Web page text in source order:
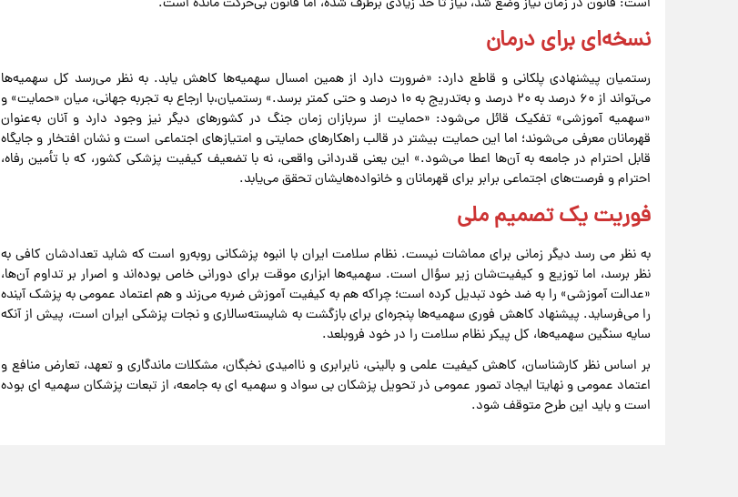
نسخه‌ای برای درمان
رستمیان پیشنهادی پلکانی و قاطع دارد: «ضرورت دارد از همین امسال سهمیه‌ها کاهش یابد. به نظر می‌رسد کل سهمیه‌ها
می‌تواند از ۶۰ درصد به ۲۰ درصد و به‌تدریج به ۱۰ درصد و حتی کمتر برسد.» رستمیان،با ارجاع به تجربه جهانی، میان «حمایت» و
«سهمیه آموزشی» تفکیک قائل می‌شود: «حمایت از سربازان زمان جنگ در کشورهای دیگر نیز وجود دارد و آنان به‌عنوان
قهرمانان معرفی می‌شوند؛ اما این حمایت بیشتر در قالب راهکارهای حمایتی و امتیازهای اجتماعی است و نشان افتخار و جایگاه
قابل احترام در جامعه به آن‌ها اعطا می‌شود.» این یعنی قدردانی واقعی، نه با تضعیف کیفیت پزشکی کشور، که با تأمین رفاه،
احترام و فرصت‌های اجتماعی برابر برای قهرمانان و خانواده‌هایشان تحقق می‌یابد.
فوریت یک تصمیم ملی
به نظر می رسد دیگر زمانی برای مماشات نیست. نظام سلامت ایران با انبوه پزشکانی روبه‌رو است که شاید تعدادشان کافی به
نظر برسد، اما توزیع و کیفیت‌شان زیر سؤال است. سهمیه‌ها ابزاری موقت برای دورانی خاص بوده‌اند و اصرار بر تداوم آن‌ها،
«عدالت آموزشی» را به ضد خود تبدیل کرده است؛ چراکه هم به کیفیت آموزش ضربه می‌زند و هم اعتماد عمومی به پزشک آینده
را می‌فرساید. پیشنهاد کاهش فوری سهمیه‌ها پنجره‌ای برای بازگشت به شایسته‌سالاری و نجات پزشکی ایران است، پیش از آنکه
سایه سنگین سهمیه‌ها، کل پیکر نظام سلامت را در خود فروبلعد.
بر اساس نظر کارشناسان، کاهش کیفیت علمی و بالینی، نابرابری و ناامیدی نخبگان، مشکلات ماندگاری و تعهد، تعارض منافع و
اعتماد عمومی و نهایتا ایجاد تصور عمومی ذر تحویل پزشکان بی سواد و سهمیه ای به جامعه، از تبعات پزشکان سهمیه ای بوده
است و باید این طرح متوقف شود.